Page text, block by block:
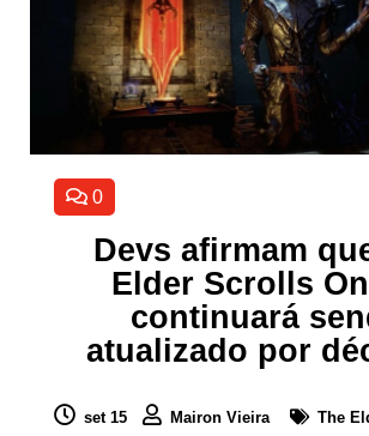
0
Devs afirmam
Elder Scrolls
continuará
atualizado por
set 15 Mairon Vieira
The